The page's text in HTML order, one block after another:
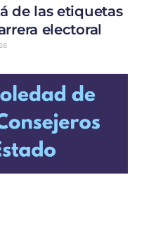
de las etiquetas
electoral